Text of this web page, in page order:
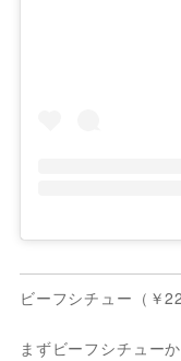
ビーフシチュー（￥
まずビーフシチュー